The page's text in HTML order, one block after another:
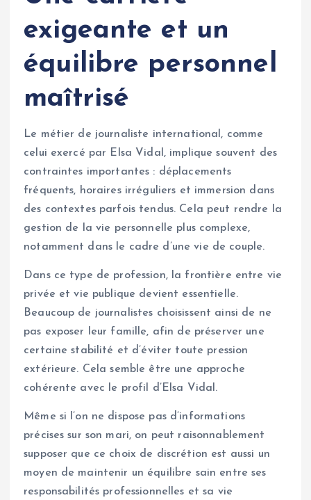
exigeante et un
équilibre personnel
maîtrisé
Le métier de journaliste international, comme
celui exercé par Elsa Vidal, implique souvent des
contraintes importantes : déplacements
fréquents, horaires irréguliers et immersion dans
des contextes parfois tendus. Cela peut rendre la
gestion de la vie personnelle plus complexe,
notamment dans le cadre d’une vie de couple.
Dans ce type de profession, la frontière entre vie
privée et vie publique devient essentielle.
Beaucoup de journalistes choisissent ainsi de ne
pas exposer leur famille, afin de préserver une
certaine stabilité et d’éviter toute pression
extérieure. Cela semble être une approche
cohérente avec le profil d’Elsa Vidal.
Même si l’on ne dispose pas d’informations
précises sur son mari, on peut raisonnablement
supposer que ce choix de discrétion est aussi un
moyen de maintenir un équilibre sain entre ses
responsabilités professionnelles et sa vie